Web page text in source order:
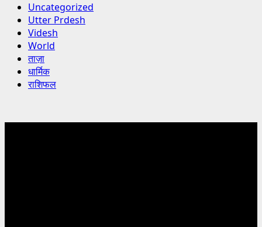
Uncategorized
Utter Prdesh
Videsh
World
ताज़ा
धार्मिक
राशिफल